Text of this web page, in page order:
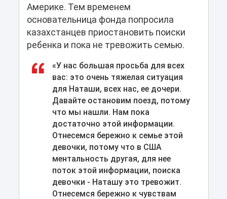
Америке. Тем временем
основательница фонда попросила
казахстанцев приостановить поиски
ребенка и пока не тревожить семью.
«У нас большая просьба для всех
вас: это очень тяжелая ситуация
для Наташи, всех нас, ее дочери.
Давайте остановим поезд, потому
что мы нашли. Нам пока
достаточно этой информации.
Отнесемся бережно к семье этой
девочки, потому что в США
ментальность другая, для нее
поток этой информации, поиска
девочки - Наташу это тревожит.
Отнесемся бережно к чувствам